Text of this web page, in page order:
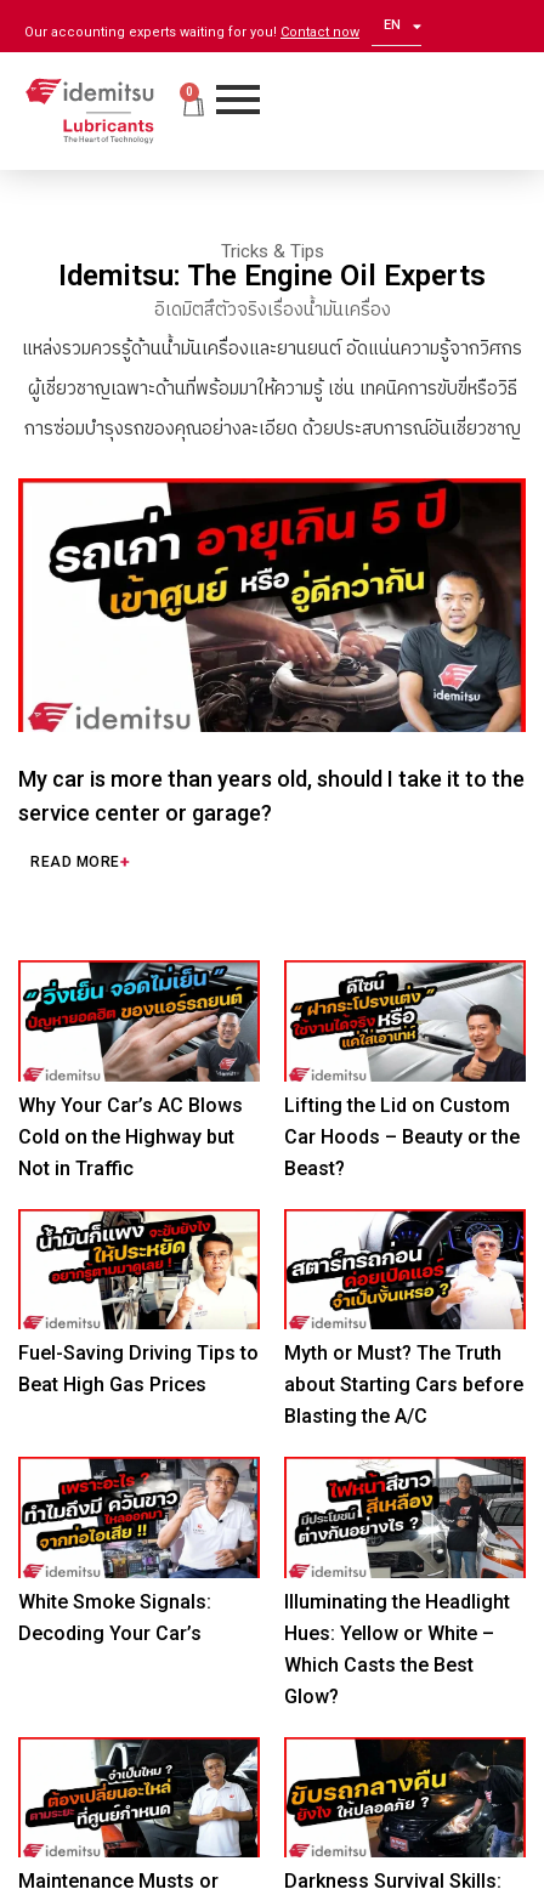
Our accounting experts waiting for you! Contact now EN
ZH
0
Tricks & Tips
Idemitsu: The Engine Oil Experts
อิเดมิตสึตัวจริงเรื่องน้ำมันเครื่อง
แหล่งรวมควรรู้ด้านน้ำมันเครื่องและยานยนต์ อัดแน่นความรู้จากวิศกร
ผู้เชี่ยวชาญเฉพาะด้านที่พร้อมมาให้ความรู้ เช่น เทคนิคการขับขี่หรือวิธี
การซ่อมบำรุงรถของคุณอย่างละเอียด ด้วยประสบการณ์อันเชี่ยวชาญ
My car is more than years old, should I take it to the
service center or garage?
READ MORE
Why Your Car’s AC Blows
Cold on the Highway but
Not in Traffic
Lifting the Lid on Custom
Car Hoods – Beauty or the
Beast?
Fuel-Saving Driving Tips to
Beat High Gas Prices
Myth or Must? The Truth
about Starting Cars before
Blasting the A/C
White Smoke Signals:
Decoding Your Car’s
Illuminating the Headlight
Hues: Yellow or White –
Which Casts the Best
Glow?
Maintenance Musts or
Darkness Survival Skills: